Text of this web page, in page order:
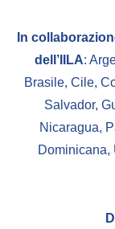
COPOLAD III
AL-INVEST
In
dell’IILA:
Brasile, Cile,
Salvador,
Nicaragua,
Dominicana,